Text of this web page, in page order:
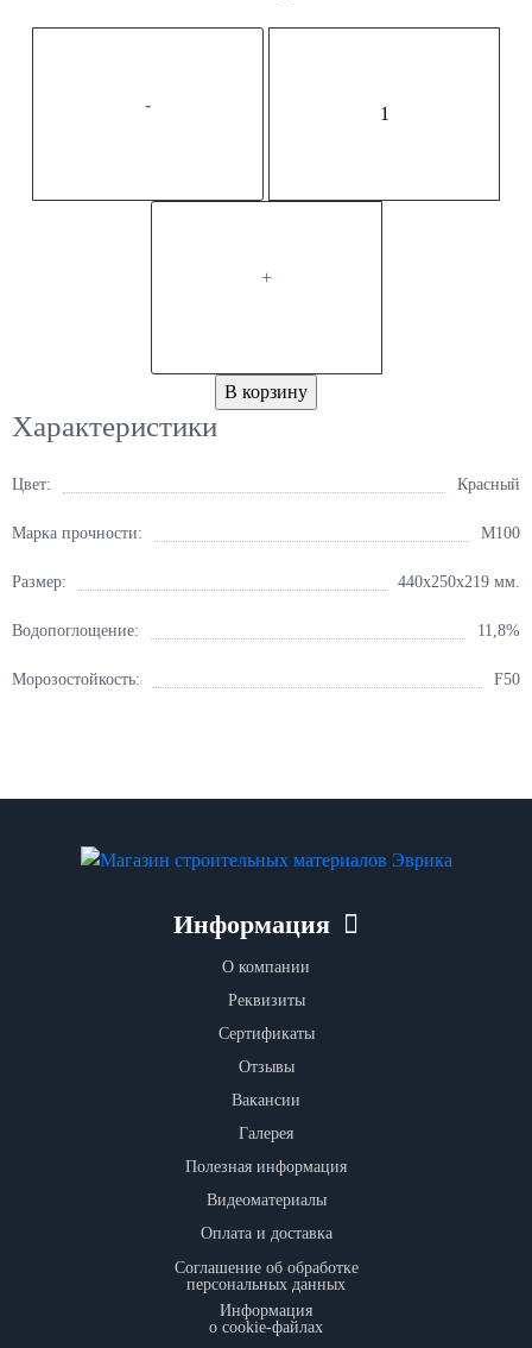
-
+
В корзину
Характеристики
Цвет: Красный
Марка прочности: М100
Размер: 440x250x219 мм.
Водопоглощение: 11,8%
Морозостойкость: F50
Информация
О компании
Реквизиты
Сертификаты
Отзывы
Вакансии
Галерея
Полезная информация
Видеоматериалы
Оплата и доставка
Соглашение об обработке
персональных данных
Информация
о cookie-файлах